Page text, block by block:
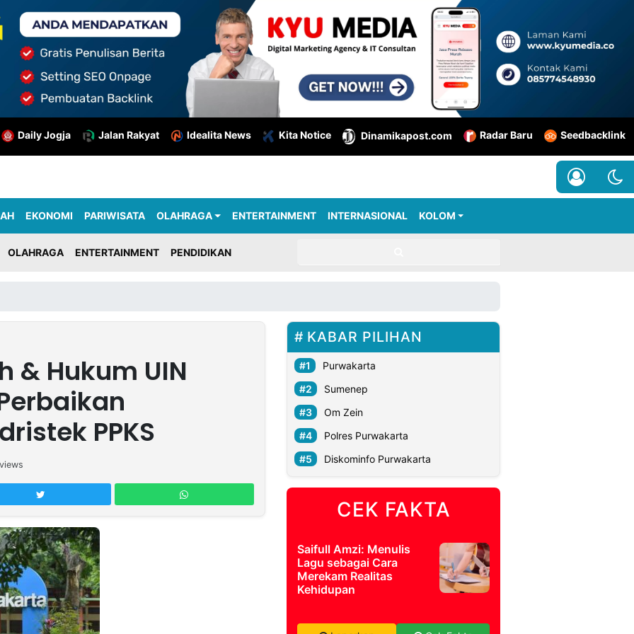
Daily Jogja Jalan Rakyat Idealita News Kita Notice Dinamikapost.com Radar Baru Seedbacklink
EKONOMI PARIWISATA OLAHRAGA ENTERTAINMENT INTERNASIONAL KOLOM
OLAHRAGA ENTERTAINMENT PENDIDIKAN
& Hukum UIN
PPKS
views
KABAR PILIHAN
Purwakarta
Sumenep
Om Zein
Polres Purwakarta
Diskominfo Purwakarta
CEK FAKTA
Saifull Amzi: Menulis
Lagu sebagai Cara
Merekam Realitas
Kehidupan